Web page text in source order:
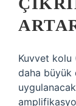
Kuvvet kolu
daha büyük